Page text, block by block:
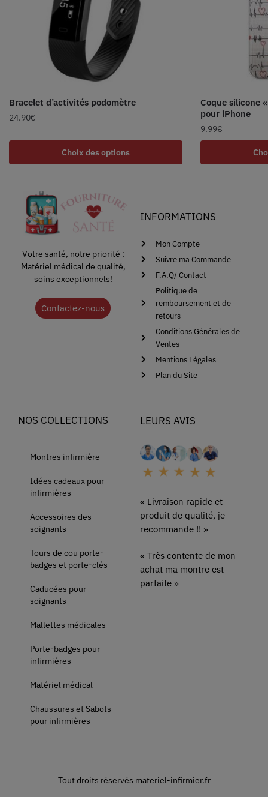
Bracelet d’activités podomètre
24.90€
Choix des options
Coque silicone
pour iPhone
9.99€
Votre santé, notre priorité :
Matériel médical de qualité,
soins exceptionnels!
Contactez-nous
INFORMATIONS
Mon Compte
Suivre ma Commande
F.A.Q/ Contact
Politique de
remboursement et de
retours
Conditions Générales de
Ventes
Mentions Légales
Plan du Site
NOS COLLECTIONS
Montres infirmière
Idées cadeaux pour
infirmières
Accessoires des
soignants
Tours de cou porte-
badges et porte-clés
Caducées pour
soignants
Mallettes médicales
Porte-badges pour
infirmières
Matériel médical
Chaussures et Sabots
pour infirmières
LEURS AVIS
« Livraison rapide et
produit de qualité, je
recommande !! »
« Très contente de mon
achat ma montre est
parfaite »
Tout droits réservés materiel-infirmier.fr